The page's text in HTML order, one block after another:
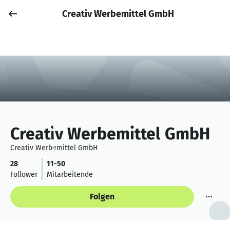
Anmelden
Creativ Werbemittel GmbH
Creativ Werbemittel GmbH
Creativ Werbemittel GmbH
28
Follower
11-50
Mitarbeitende
Folgen